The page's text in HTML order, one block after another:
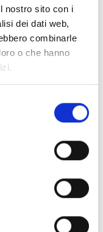
nostro sito con i
dei dati web,
combinarle
o che hanno